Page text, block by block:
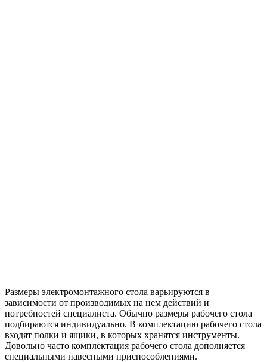
Размеры электромонтажного стола варьируются в
зависимости от производимых на нем действий и
потребностей специалиста. Обычно размеры рабочего стола
подбираются индивидуально. В комплектацию рабочего стола
входят полки и ящики, в которых хранятся инструменты.
Довольно часто комплектация рабочего стола дополняется
специальными навесными приспособлениями.